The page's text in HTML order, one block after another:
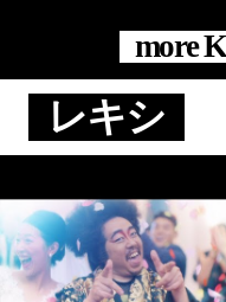
more
レキシ